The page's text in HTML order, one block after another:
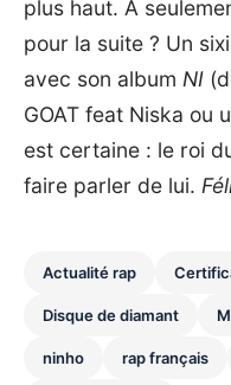
plus haut. À
pour la suite ? Un
avec son album NI
GOAT feat Niska ou
est certaine : le roi
faire parler de lui.
Actualité rap
Disque de diamant
ninho rap français